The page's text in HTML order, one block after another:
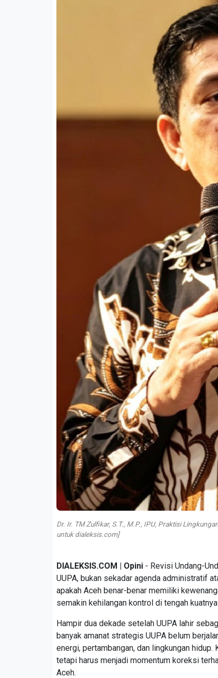
Dr. Ir. TM Zulfikar, S.T., M.P., IPU, Praktisi
untuk dialeksis.com]
DIALEKSIS.COM | Opini - Revisi Undang-
UUPA, bukan sekadar agenda administratif
apakah Aceh benar-benar memiliki
semakin kehilangan kontrol di tengah
Hampir dua dekade setelah UUPA lahir
banyak amanat strategis UUPA belum
energi, pertambangan, dan lingkungan hidup.
tetapi harus menjadi momentum koreksi
Aceh.